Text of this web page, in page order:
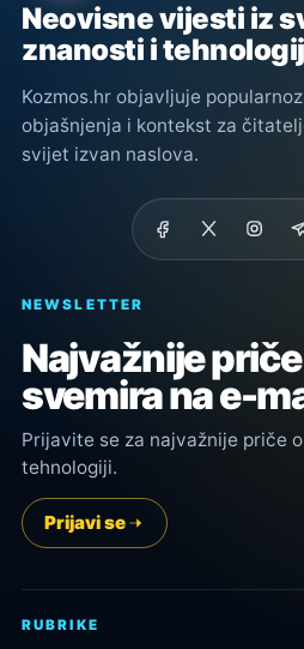
Neovisne vijesti iz
znanosti i
Kozmos.hr objavljuje
objašnjenja i kontekst za
svijet izvan naslova.
NEWSLETTER
Najvažnije
svemira na e-
Prijavite se za najvažnije priče
tehnologiji.
Prijavi se
RUBRIKE